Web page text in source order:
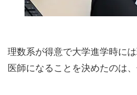
理数系が得意で大学進学時に
医師になることを決めたのは